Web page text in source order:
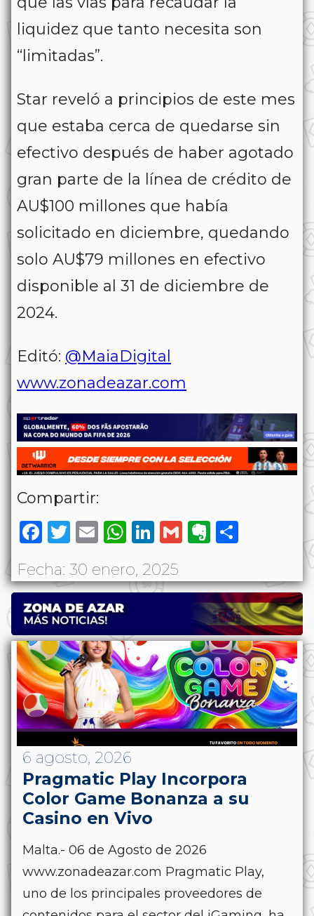
liquidez que tanto necesita son
“limitadas”.
Star reveló a principios de este mes
que estaba cerca de quedarse sin
efectivo después de haber agotado
gran parte de la línea de crédito de
AU$100 millones que había
solicitado en diciembre, quedando
solo AU$79 millones en efectivo
disponible al 31 de diciembre de
2024.
Editó: @MaiaDigital
www.zonadeazar.com
Compartir:
Facebook
Twitter
EmailWhatsApp
LinkedIn
GmailEvernote
Fecha: 30 enero, 2025
6 agosto, 2026
Pragmatic Play Incorpora
Color Game Bonanza a su
Casino en Vivo
Malta.- 06 de Agosto de 2026
www.zonadeazar.com Pragmatic Play,
uno de los principales proveedores de